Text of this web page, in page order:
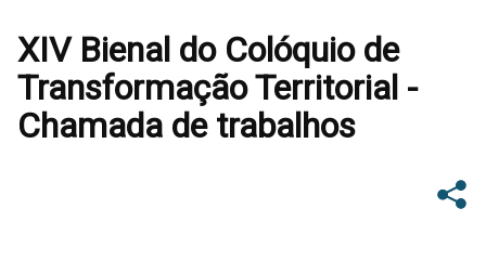
XIV Bienal do Colóquio de
Transformação Territorial -
Chamada de trabalhos